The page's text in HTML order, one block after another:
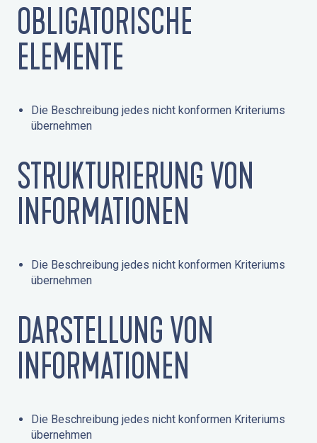
OBLIGATORISCHE
ELEMENTE
Die Beschreibung jedes nicht konformen Kriteriums
übernehmen
STRUKTURIERUNG VON
INFORMATIONEN
Die Beschreibung jedes nicht konformen Kriteriums
übernehmen
DARSTELLUNG VON
INFORMATIONEN
Die Beschreibung jedes nicht konformen Kriteriums
übernehmen